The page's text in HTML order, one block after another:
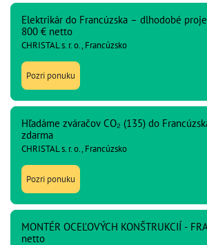
Elektrikár do Francúzska – dlhodobé
800 € netto
CHRISTAL s. r. o., Francúzsko
Pozri ponuku
Hľadáme zváračov CO₂ (135) do
zdarma
CHRISTAL s. r. o., Francúzsko
Pozri ponuku
MONTÉR OCEĽOVÝCH KONŠTRUKCIÍ -
netto